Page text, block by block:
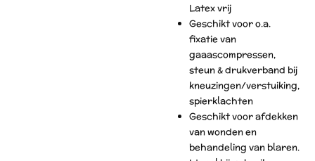
Latex vrij
Geschikt voor o.a.
fixatie van
gaaascompressen,
steun & drukverband bij
kneuzingen/verstuiking,
spierklachten
Geschikt voor afdekken
van wonden en
behandeling van blaren.